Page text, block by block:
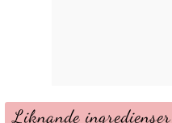
Liknande ingredienser